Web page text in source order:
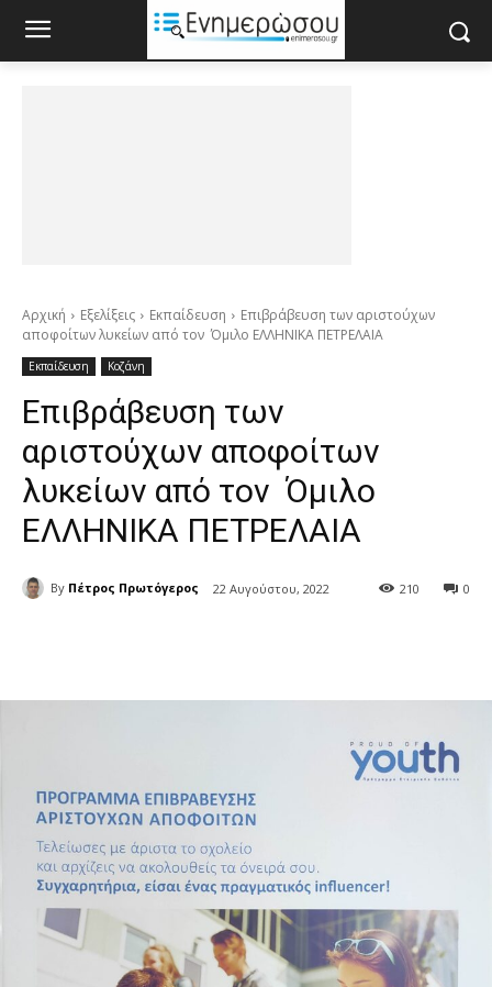
Αρχική Εξελίξεις Εκπαίδευση
Επιβράβευση των αριστούχων
αποφοίτων λυκείων από τον Όμιλο ΕΛΛΗΝΙΚΑ ΠΕΤΡΕΛΑΙΑ
Εκπαίδευση Κοζάνη
Επιβράβευση των
αριστούχων αποφοίτων
λυκείων από τον Όμιλο
ΕΛΛΗΝΙΚΑ ΠΕΤΡΕΛΑΙΑ
By Πέτρος Πρωτόγερος 22 Αυγούστου, 2022 0
210